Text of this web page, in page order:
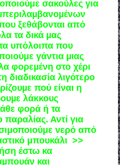
σακούλες για
ξεθάβονται από
τα δικά µας
υπόλοιπα που
γάντια µιας
φορεµένη στο χέρι
διαδικασία λιγότερο
πού είναι η
λάκκους
φορά ή τα
Αντί για
νερό από
μπουκάλι >>
έστω κα
και